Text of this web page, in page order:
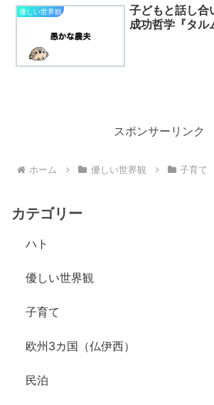
優しい世界観
子どもと話し合
成功哲学『タル
スポンサーリンク
ホーム 優しい世界観 子育て
カテゴリー
ハト
優しい世界観
子育て
欧州3カ国（仏伊西）
民泊